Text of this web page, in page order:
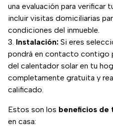
una evaluación para verificar
incluir visitas domiciliarias
condiciones del inmueble.
Instalación: Si eres
pondrá en contacto contigo
del calentador solar en tu
completamente gratuita y
calificado.
Estos son los beneficios de
en casa: